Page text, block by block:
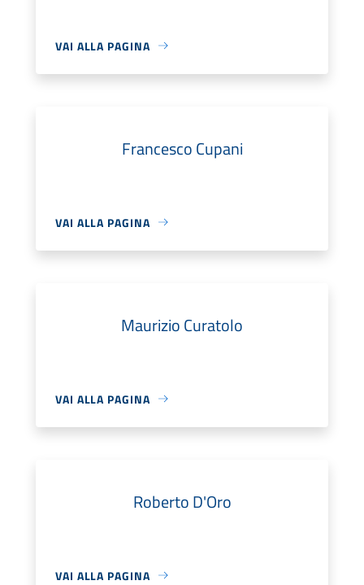
VAI ALLA PAGINA
Francesco Cupani
VAI ALLA PAGINA
Maurizio Curatolo
VAI ALLA PAGINA
Roberto D'Oro
VAI ALLA PAGINA